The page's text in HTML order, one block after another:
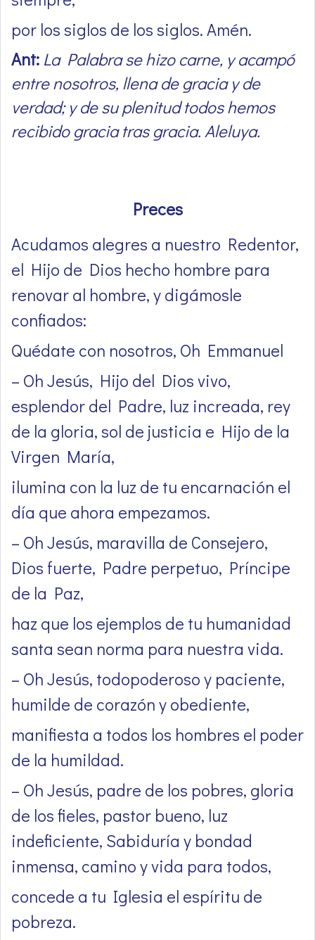
por los siglos de los siglos. Amén.
Ant: La Palabra se hizo carne, y acampó
entre nosotros, llena de gracia y de
verdad; y de su plenitud todos hemos
recibido gracia tras gracia. Aleluya.
Preces
Acudamos alegres a nuestro Redentor,
el Hijo de Dios hecho hombre para
renovar al hombre, y digámosle
confiados:
Quédate con nosotros, Oh Emmanuel
– Oh Jesús, Hijo del Dios vivo,
esplendor del Padre, luz increada, rey
de la gloria, sol de justicia e Hijo de la
Virgen María,
ilumina con la luz de tu encarnación el
día que ahora empezamos.
– Oh Jesús, maravilla de Consejero,
Dios fuerte, Padre perpetuo, Príncipe
de la Paz,
haz que los ejemplos de tu humanidad
santa sean norma para nuestra vida.
– Oh Jesús, todopoderoso y paciente,
humilde de corazón y obediente,
manifiesta a todos los hombres el poder
de la humildad.
– Oh Jesús, padre de los pobres, gloria
de los fieles, pastor bueno, luz
indeficiente, Sabiduría y bondad
inmensa, camino y vida para todos,
concede a tu Iglesia el espíritu de
pobreza.